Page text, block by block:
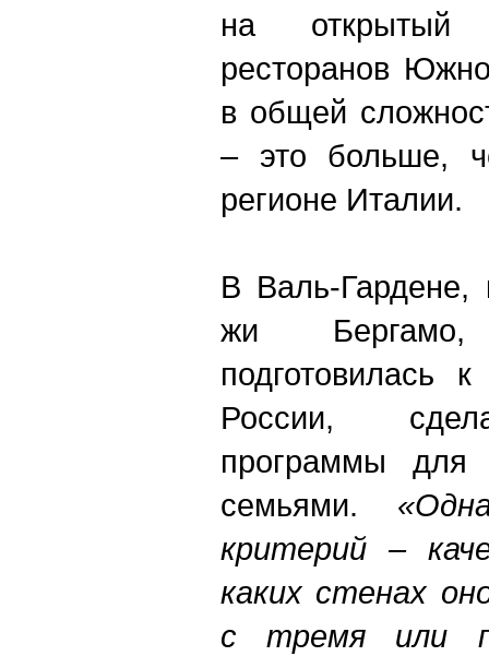
на открытый
ресторанов
в общей
– это больше,
регионе Италии.
В Валь-Гардене,
жи
подготовилась
России,
программы для
семьями.
критерий –
каких стенах
с тремя или